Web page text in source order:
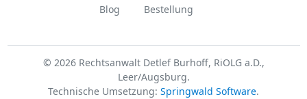
Blog Bestellung
© 2026 Rechtsanwalt Detlef Burhoff, RiOLG a.D.,
Leer/Augsburg.
Technische Umsetzung: Springwald Software.